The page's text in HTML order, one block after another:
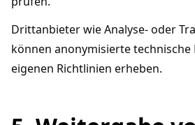
Drittanbieter wie Analyse- oder
können anonymisierte
eigenen Richtlinien erheben.